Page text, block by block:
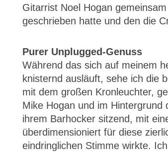
Gitarrist Noel Hogan
geschrieben hatte und den die
Purer Unplugged-Genuss
Während das sich auf meinem
knisternd ausläuft, sehe ich die
mit dem großen Kronleuchter,
Mike Hogan und im
ihrem Barhocker sitzend, mit
überdimensioniert für diese
eindringlichen Stimme wirkte.